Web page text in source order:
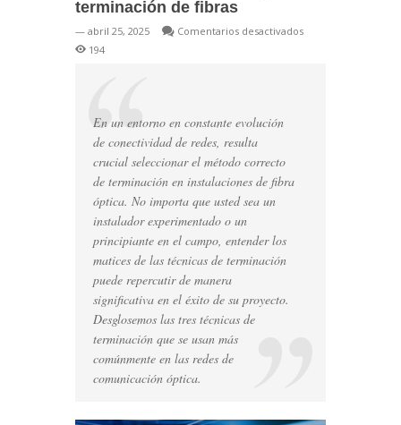
terminación de fibras
— abril 25, 2025 Comentarios desactivadosen
194
En un entorno en constante evolución
de conectividad de redes, resulta
crucial seleccionar el método correcto
de terminación en instalaciones de fibra
óptica. No importa que usted sea un
instalador experimentado o un
principiante en el campo, entender los
matices de las técnicas de terminación
puede repercutir de manera
significativa en el éxito de su proyecto.
Desglosemos las tres técnicas de
terminación que se usan más
comúnmente en las redes de
comunicación óptica.